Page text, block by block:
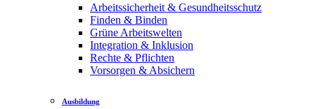
Arbeitssicherheit & Gesundheitsschutz
Finden & Binden
Grüne Arbeitswelten
Integration & Inklusion
Rechte & Pflichten
Vorsorgen & Absichern
Ausbildung